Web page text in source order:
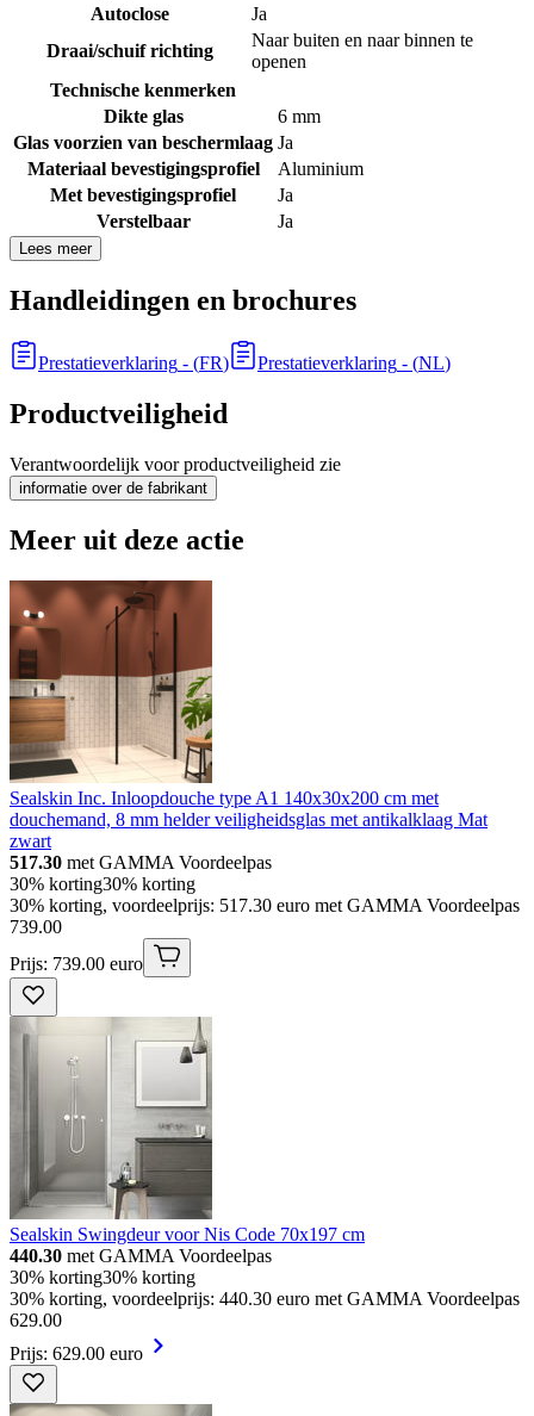
Autoclose
Ja
Draai/schuif richting
Naar buiten en naar binnen te
openen
Technische kenmerken
Dikte glas
6 mm
Glas voorzien van beschermlaag Ja
Materiaal bevestigingsprofiel
Aluminium
Met bevestigingsprofiel
Ja
Verstelbaar
Ja
Lees meer
Handleidingen en brochures
Prestatieverklaring - (FR) Prestatieverklaring - (NL)
Productveiligheid
Verantwoordelijk voor productveiligheid zie
informatie over de fabrikant
Meer uit deze actie
Sealskin Inc. Inloopdouche type A1 140x30x200 cm met
douchemand, 8 mm helder veiligheidsglas met antikalklaag Mat
zwart
517.30 met GAMMA Voordeelpas
30% korting30% korting
30% korting, voordeelprijs: 517.30 euro met GAMMA Voordeelpas
739.00
Prijs: 739.00 euro
Sealskin Swingdeur voor Nis Code 70x197 cm
440.30 met GAMMA Voordeelpas
30% korting30% korting
30% korting, voordeelprijs: 440.30 euro met GAMMA Voordeelpas
629.00
Prijs: 629.00 euro